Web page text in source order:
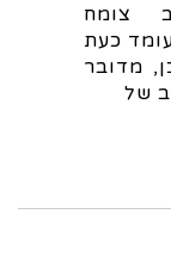
צומח
כעת
כן, מדובר
של